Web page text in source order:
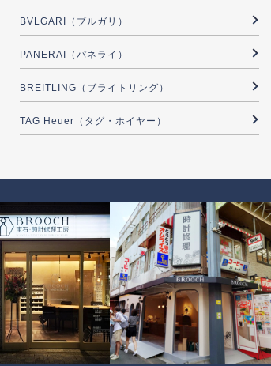
BVLGARI（ブルガリ）
PANERAI（パネライ）
BREITLING（ブライトリング）
TAG Heuer（タグ・ホイヤー）